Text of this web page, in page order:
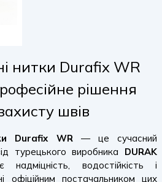
нитки Durafix WR
рішення
швів
Durafix WR— це сучасний
турецького виробника DURAK
водостійкість і
офіційним постачальником цих